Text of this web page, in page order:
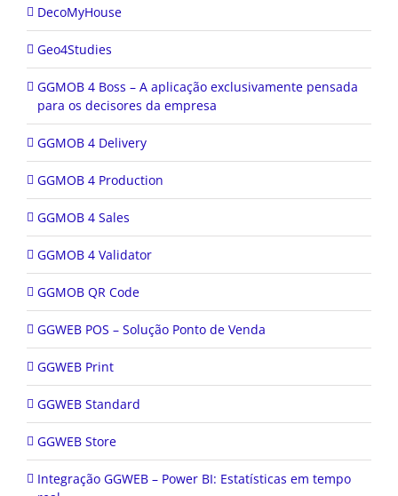
DecoMyHouse
Geo4Studies
GGMOB 4 Boss – A aplicação exclusivamente pensada
para os decisores da empresa
GGMOB 4 Delivery
GGMOB 4 Production
GGMOB 4 Sales
GGMOB 4 Validator
GGMOB QR Code
GGWEB POS – Solução Ponto de Venda
GGWEB Print
GGWEB Standard
GGWEB Store
Integração GGWEB – Power BI: Estatísticas em tempo